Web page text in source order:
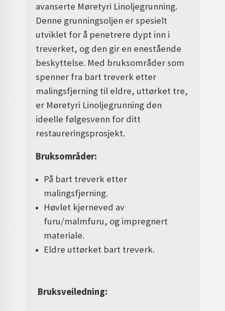
avanserte Møretyri Linoljegrunning.
Denne grunningsoljen er spesielt
utviklet for å penetrere dypt inn i
treverket, og den gir en enestående
beskyttelse. Med bruksområder som
spenner fra bart treverk etter
malingsfjerning til eldre, uttørket tre,
er Møretyri Linoljegrunning den
ideelle følgesvenn for ditt
restaureringsprosjekt.
Bruksområder:
På bart treverk etter
malingsfjerning.
Høvlet kjerneved av
furu/malmfuru, og impregnert
materiale.
Eldre uttørket bart treverk.
Bruksveiledning: